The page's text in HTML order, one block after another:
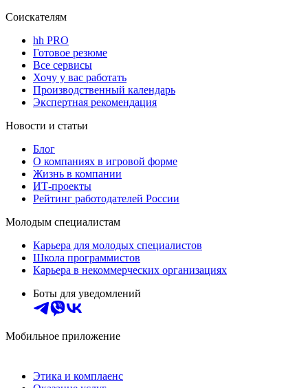
Соискателям
hh PRO
Готовое резюме
Все сервисы
Хочу у вас работать
Производственный календарь
Экспертная рекомендация
Новости и статьи
Блог
О компаниях в игровой форме
Жизнь в компании
ИТ-проекты
Рейтинг работодателей России
Молодым специалистам
Карьера для молодых специалистов
Школа программистов
Карьера в некоммерческих организациях
Боты для уведомлений
Мобильное приложение
Этика и комплаенс